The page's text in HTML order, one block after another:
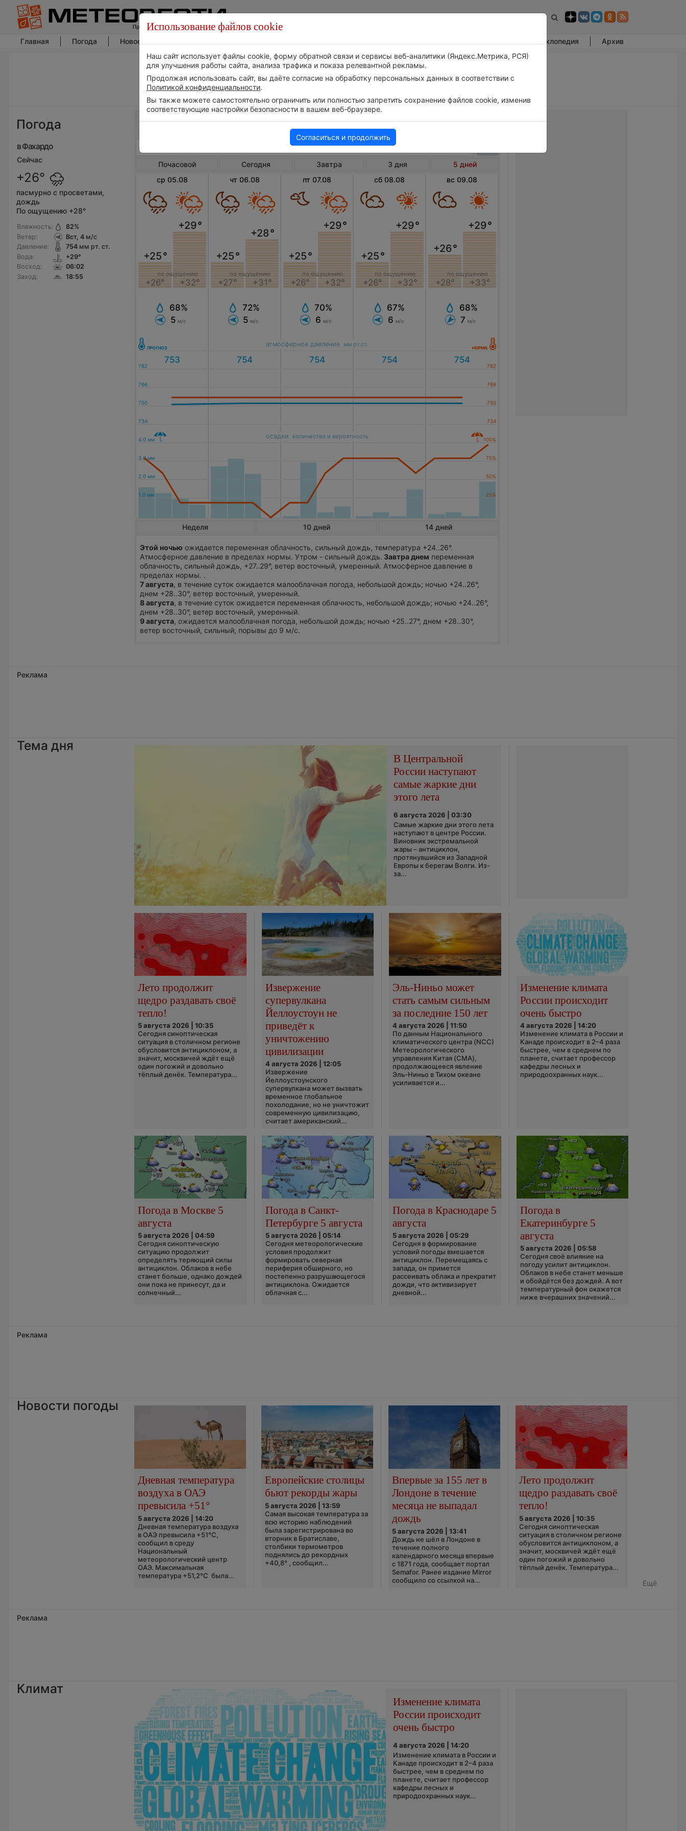
Главная Погода Новости погоды Энциклопедия Архив
Погода
в Фахардо
Сейчас
+26°
пасмурно с просветами,
дождь
По ощущению +28°
Влажность:
Ветер:
Давление:
Вода:
Восход:
Заход:
82%
Вст, 4м/с
754мм рт. ст.
+29°
06:02
18:55
Погода в Фахардо на 5 дней
Почасовой Сегодня Завтра 3 дня
5 дней
ср 05.08
+25°
+26°
+29°
+32°
по ощущению
68%
5 м/с
чт 06.08
+25°
+27°
+28°
+31°
по ощущению
72%
5 м/с
пт 07.08
+25°
+26°
+29°
+32°
по ощущению
70%
6 м/с
сб 08.08
+25°
+26°
+29°
+32°
по ощущению
67%
6 м/с
вс 09.08
+26°
+28°
+29°
+33°
по ощущению
68%
7 м/с
атмосферное давление мм рт.ст.
осадки количество и вероятность
Неделя 10 дней 14 дней
Этой ночью ожидается переменная облачность, сильный дождь, температура +24..26°.
Атмосферное давление в пределах нормы. Утром - сильный дождь. Завтра днем переменная
облачность, сильный дождь, +27..29°, ветер восточный, умеренный. Атмосферное давление в
пределах нормы. .
7 августа, в течение суток ожидается малооблачная погода, небольшой дождь; ночью +24..26°,
днем +28..30°, ветер восточный, умеренный.
8 августа, в течение суток ожидается переменная облачность, небольшой дождь; ночью +24..26°,
днем +28..30°, ветер восточный, умеренный.
9 августа, ожидается малооблачная погода, небольшой дождь; ночью +25..27°, днем +28..30°,
ветер восточный, сильный, порывы до 9 м/с.
Реклама
Тема дня
В Центральной
России наступают
самые жаркие дни
этого лета
6 августа 2026 | 03:30
Самые жаркие дни этого лета
наступают в центре России.
Виновник экстремальной
жары – антициклон,
протянувшийся из Западной
Европы к берегам Волги. Из-
за...
Лето продолжит
щедро раздавать своё
тепло!
5 августа 2026 | 10:35
Сегодня синоптическая
ситуация в столичном регионе
обусловится антициклоном, а
значит, москвичей ждёт ещё
один погожий и довольно
тёплый денёк. Температура...
Извержение
супервулкана
Йеллоустоун не
приведёт к
уничтожению
цивилизации
4 августа 2026 | 12:05
Извержение
Йеллоустоунского
супервулкана может вызвать
временное глобальное
похолодание, но не уничтожит
современную цивилизацию,
считает американский...
Эль-Ниньо может
стать самым сильным
за последние 150 лет
4 августа 2026 | 11:50
По данным Национального
климатического центра (NCC)
Метеорологического
управления Китая (CMA),
продолжающееся явление
Эль-Ниньо в Тихом океане
усиливается и...
Изменение климата
России происходит
очень быстро
4 августа 2026 | 14:20
Изменение климата в России и
Канаде происходит в 2–4 раза
быстрее, чем в среднем по
планете, считает профессор
кафедры лесных и
природоохранных наук...
Погода в Москве 5
августа
5 августа 2026 | 04:59
Сегодня синоптическую
ситуацию продолжит
определять теряющий силы
антициклон. Облаков в небе
станет больше, однако дождей
они пока не принесут, да и
солнечный...
Погода в Санкт-
Петербурге 5 августа
5 августа 2026 | 05:14
Сегодня метеорологические
условия продолжит
формировать северная
периферия обширного, но
постепенно разрушающегося
антициклона. Ожидается
облачная с...
Погода в Краснодаре 5
августа
5 августа 2026 | 05:29
Сегодня в формирование
условий погоды вмешается
антициклон. Перемещаясь с
запада, он примется
рассеивать облака и прекратит
дожди, что активизирует
дневной...
Погода в
Екатеринбурге 5
августа
5 августа 2026 | 05:58
Сегодня своё влияние на
погоду усилит антициклон.
Облаков в небе станет меньше
и обойдётся без дождей. А вот
температурный фон окажется
ниже вчерашних значений...
Реклама
Новости погоды
Дневная температура
воздуха в ОАЭ
превысила +51°
5 августа 2026 | 14:20
Дневная температура воздуха
в ОАЭ превысила +51°C,
сообщил в среду
Национальный
метеорологический центр
ОАЭ. Максимальная
температура +51,2°C была...
Европейские столицы
бьют рекорды жары
5 августа 2026 | 13:59
Самая высокая температура за
всю историю наблюдений
была зарегистрирована во
вторник в Братиславе,
столбики термометров
поднялись до рекордных
+40,8° , сообщил...
Впервые за 155 лет в
Лондоне в течение
месяца не выпадал
дождь
5 августа 2026 | 13:41
Дождь не шёл в Лондоне в
течение полного
календарного месяца впервые
с 1871 года, сообщает портал
Semafor. Ранее издание Mirror
сообщило со ссылкой на...
Лето продолжит
щедро раздавать своё
тепло!
5 августа 2026 | 10:35
Сегодня синоптическая
ситуация в столичном регионе
обусловится антициклоном, а
значит, москвичей ждёт ещё
один погожий и довольно
тёплый денёк. Температура...
Ещё
Реклама
Климат
Изменение климата
России происходит
очень быстро
4 августа 2026 | 14:20
Изменение климата в России и
Канаде происходит в 2–4 раза
быстрее, чем в среднем по
планете, считает профессор
кафедры лесных и
природоохранных наук...
Использование файлов cookie
Наш сайт использует файлы cookie, форму обратной связи и сервисы веб-аналитики (Яндекс.Метрика, РСЯ)
для улучшения работы сайта, анализа трафика и показа релевантной рекламы.
Продолжая использовать сайт, вы даёте согласие на обработку персональных данных в соответствии с
Политикой конфиденциальности.
Вы также можете самостоятельно ограничить или полностью запретить сохранение файлов cookie, изменив
соответствующие настройки безопасности в вашем веб-браузере.
Согласиться и продолжить